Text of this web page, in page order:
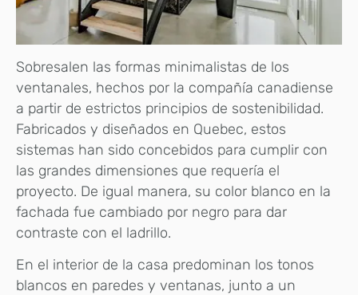
Sobresalen las formas minimalistas de los
ventanales, hechos por la compañía canadiense
a partir de estrictos principios de sostenibilidad.
Fabricados y diseñados en Quebec, estos
sistemas han sido concebidos para cumplir con
las grandes dimensiones que requería el
proyecto. De igual manera, su color blanco en la
fachada fue cambiado por negro para dar
contraste con el ladrillo.
En el interior de la casa predominan los tonos
blancos en paredes y ventanas, junto a un